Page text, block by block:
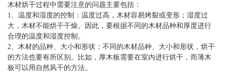
木材烘干过程中需要注意的问题主要包括：
1、温度和湿度的控制：温度过高，木材容易烤裂或变形；湿度过
大，木材不能烘干干燥。因此，要根据不同的木材品种和厚度进行
合理的温度和湿度控制。
2、木材的品种、大小和形状：不同的木材品种、大小和形状，烘干
的方法也要有所区别。比如，厚木板需要在室内进行烘干，而薄木
板可以用自然风干的方法。